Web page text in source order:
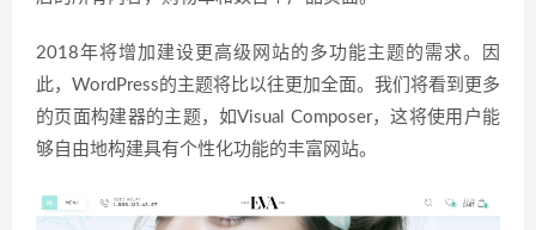
2018年将增加建设更高级网站的多功能主题的需求。因
此，WordPress的主题将比以往更加全面。我们将看到更多
的页面构建器的主题，如Visual Composer，这将使用户能
够自由地构建具有个性化功能的丰富网站。